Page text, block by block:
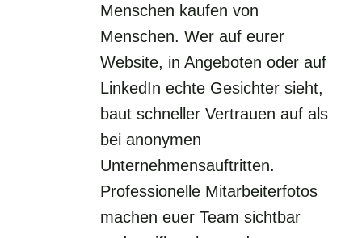
Menschen kaufen von
Menschen. Wer auf eurer
Website, in Angeboten oder auf
LinkedIn echte Gesichter sieht,
baut schneller Vertrauen auf als
bei anonymen
Unternehmensauftritten.
Professionelle Mitarbeiterfotos
machen euer Team sichtbar